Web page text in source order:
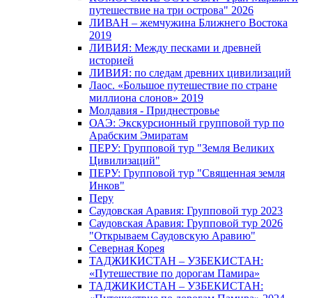
путешествие на три острова" 2026
ЛИВАН – жемчужина Ближнего Востока
2019
ЛИВИЯ: Между песками и древней
историей
ЛИВИЯ: по следам древних цивилизаций
Лаос. «Большое путешествие по стране
миллиона слонов» 2019
Молдавия - Приднестровье
ОАЭ: Экскурсионный групповой тур по
Арабским Эмиратам
ПЕРУ: Групповой тур "Земля Великих
Цивилизаций"
ПЕРУ: Групповой тур "Священная земля
Инков"
Перу
Саудовская Аравия: Групповой тур 2023
Саудовская Аравия: Групповой тур 2026
"Открываем Саудовскую Аравию"
Северная Корея
ТАДЖИКИСТАН – УЗБЕКИСТАН:
«Путешествие по дорогам Памира»
ТАДЖИКИСТАН – УЗБЕКИСТАН: